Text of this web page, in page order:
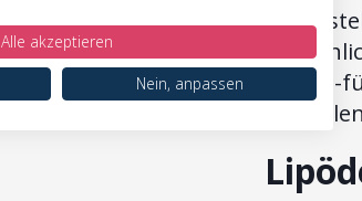
Schritt-
Alle akzeptieren
Nein, anpassen